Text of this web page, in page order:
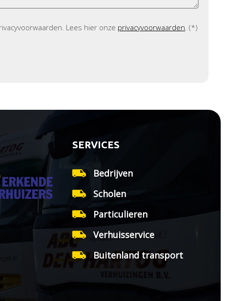
Lees hier onze privacyvoorwaarden. (*)
SERVICES
Bedrijven
Scholen
Particulieren
Verhuisservice
Buitenland transport